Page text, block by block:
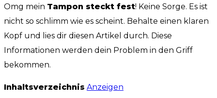
Omg mein Tampon steckt fest! Keine Sorge. Es ist
nicht so schlimm wie es scheint. Behalte einen klaren
Kopf und lies dir diesen Artikel durch. Diese
Informationen werden dein Problem in den Griff
bekommen.
Inhaltsverzeichnis Anzeigen